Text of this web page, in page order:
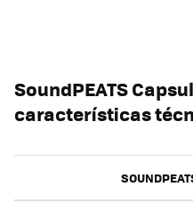
SoundPEATS
características